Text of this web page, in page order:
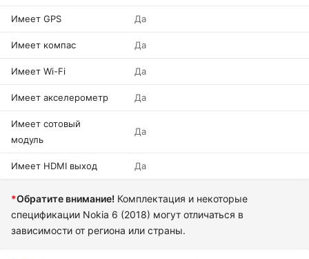
Имеет GPS Да
Имеет компас Да
Имеет Wi-Fi Да
Имеет акселерометр Да
Имеет сотовый
модуль
Да
Имеет HDMI выход Да
*Обратите внимание! Комплектация и некоторые
спецификации Nokia 6 (2018) могут отличаться в
зависимости от региона или страны.